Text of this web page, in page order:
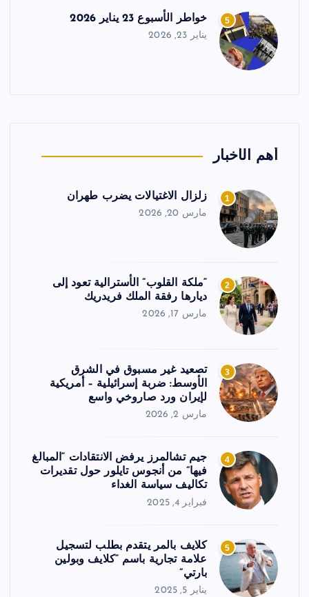
5 خواطر الأسبوع 23 يناير 2026
يناير 23, 2026
أهم الأخبار
1 زلزال الاغتيالات يضرب طهران
مارس 20, 2026
2
“ملكة القلوب” الأسترالية تعود إلى
ديارها رفقة الملك فريدريك
مارس 17, 2026
3
تصعيد غير مسبوق في الشرق
الأوسط: ضربة إسرائيلية – أمريكية
لإيران ورد صاروخي واسع
مارس 2, 2026
4
جيم تشالمرز يرفض الانتقادات “المبالغ
فيها” من أنجوس تايلور حول تقديرات
تكاليف سياسة الغداء
فبراير 4, 2025
5
كلايف بالمر يتقدم بطلب لتسجيل
علامة تجارية باسم “كلايف وبولين
بارتي”
يناير 5, 2025